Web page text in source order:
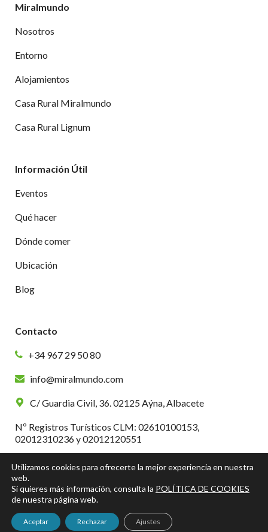
Miralmundo
Nosotros
Entorno
Alojamientos
Casa Rural Miralmundo
Casa Rural Lignum
Información Útil
Eventos
Qué hacer
Dónde comer
Ubicación
Blog
Contacto
+34 967 29 50 80
info@miralmundo.com
C/ Guardia Civil, 36. 02125 Aýna, Albacete
Nº Registros Turísticos CLM: 02610100153,
02012310236 y 02012120551
Aviso legal |Política de privacidad y Cookies
Utilizamos cookies para ofrecerte la mejor experiencia en nuestra
web.
Si quieres más información, consulta la POLÍTICA DE COOKIES
de nuestra página web.
Aceptar Rechazar Ajustes